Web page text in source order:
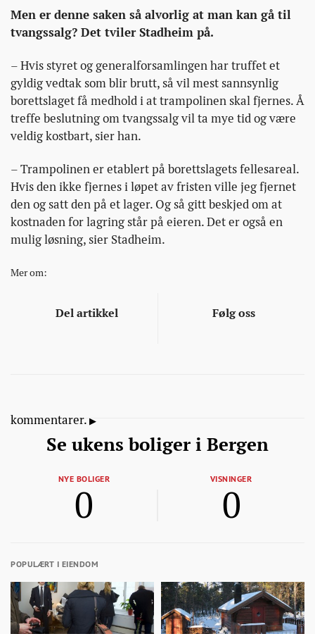
Men er denne saken så alvorlig at man kan gå til
tvangssalg? Det tviler Stadheim på.
– Hvis styret og generalforsamlingen har truffet et
gyldig vedtak som blir brutt, så vil mest sannsynlig
borettslaget få medhold i at trampolinen skal fjernes. Å
treffe beslutning om tvangssalg vil ta mye tid og være
veldig kostbart, sier han.
– Trampolinen er etablert på borettslagets fellesareal.
Hvis den ikke fjernes i løpet av fristen ville jeg fjernet
den og satt den på et lager. Og så gitt beskjed om at
kostnaden for lagring står på eieren. Det er også en
mulig løsning, sier Stadheim.
Mer om:
Del artikkel Følg oss
kommentarer.
Se ukens boliger i Bergen
NYE BOLIGER
0
VISNINGER
0
POPULÆRT I EIENDOM